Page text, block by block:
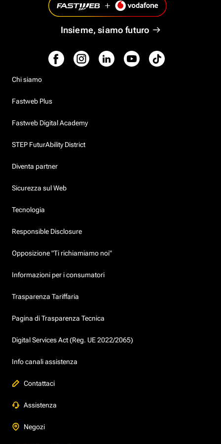
Insieme, siamo futuro
Chi siamo
Fastweb Plus
Fastweb Digital Academy
STEP FuturAbility District
Diventa partner
Sicurezza sul Web
Tecnologia
Responsible Disclosure
Opposizione "Ti richiamiamo noi"
Informazioni per i consumatori
Trasparenza Tariffaria
Pagina di Trasparenza Tecnica
Digital Services Act (Reg. UE 2022/2065)
Info canali assistenza
Contattaci
Assistenza
Negozi